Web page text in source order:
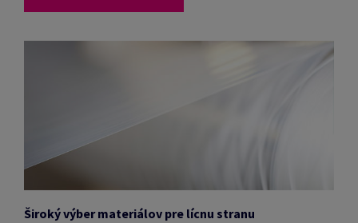
Široký výber materiálov pre lícnu stranu